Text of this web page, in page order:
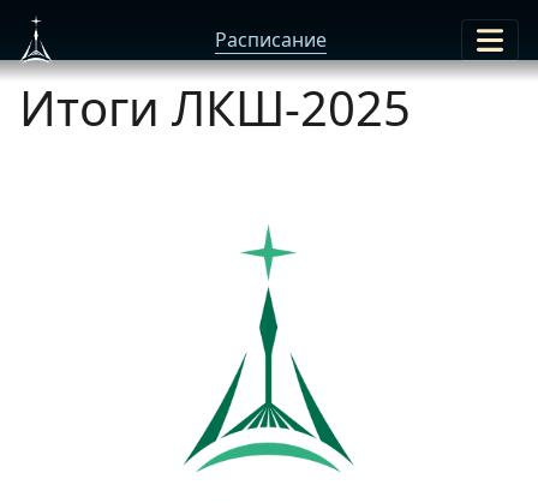
Расписание
Итоги ЛКШ-2025